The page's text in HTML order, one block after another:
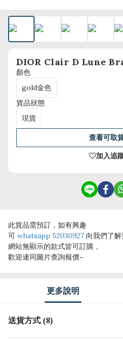
DIOR Clair D Lune
顏色
gold金色
貨品狀態
現貨
查看可取
加入追
此貨品需預訂，如有興趣
可 whatsapp 52030927 向我們了
網站無顯示的款式皆可訂購，
歡迎連同圖片查詢報價~
更多說明
送貨方式 (8)